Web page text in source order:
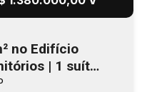
no Edifício
| 1 suíte |